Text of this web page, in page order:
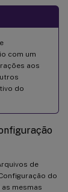
com um
aos
do
de
do
mesmas